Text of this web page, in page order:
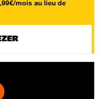
mois au lieu de